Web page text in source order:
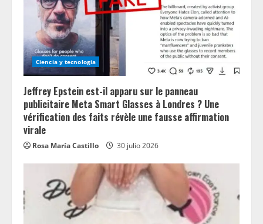
Ciencia y tecnologia
Jeffrey Epstein est-il apparu sur le panneau
publicitaire Meta Smart Glasses à Londres ? Une
vérification des faits révèle une fausse affirmation
virale
Rosa María Castillo 30 julio 2026